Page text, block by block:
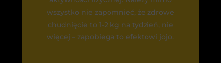
wszystko nie zapomnieć, że zdrowe
chudnięcie to 1-2 kg na tydzień, nie
więcej – zapobiega to efektowi jojo.